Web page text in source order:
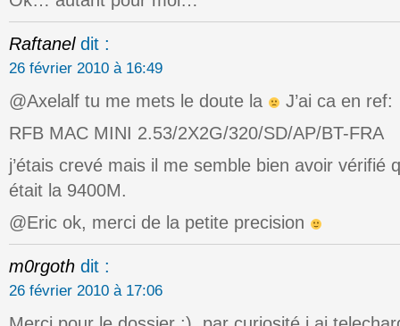
Raftanel dit :
26 février 2010 à 16:49
@Axelalf tu me mets le doute la
J’ai ca en ref:
RFB MAC MINI 2.53/2X2G/320/SD/AP/BT-FRA
j’étais crevé mais il me semble bien avoir vérifié
était la 9400M.
@Eric ok, merci de la petite precision
m0rgoth dit :
26 février 2010 à 17:06